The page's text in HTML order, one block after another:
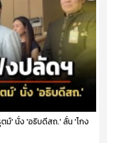
ม์' นั่ง 'อธิบดีสถ.' ลั่น 'โกง